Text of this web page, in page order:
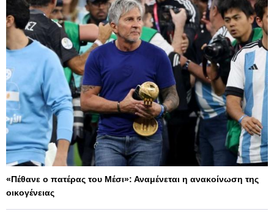
«Πέθανε ο πατέρας του Μέσι»: Αναμένεται η ανακοίνωση της
οικογένειας